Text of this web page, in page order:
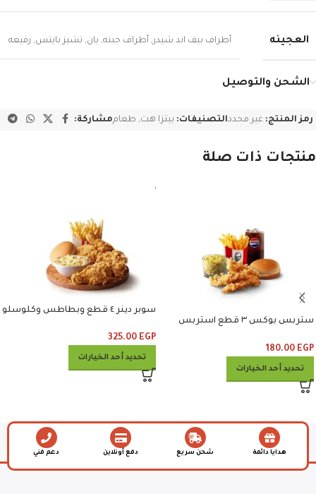
العجينه أطراف بيف اند شيدر, أطراف جبنه, بان, تشيز بايتس, رفيعه
الشحن والتوصيل
رمز المنتج:غير محددالتصنيفات: بيتزا هت, طعاممشاركة:
منتجات ذات صلة
ستربس بوكس ٣ قطع استربس
180.00 EGP
تحديد أحد الخيارات
سوبر دينر ٤ قطع وبطاطس وكلوسلو
325.00 EGP
تحديد أحد الخيارات
هدايا دائمة شحن سريع دفع أونلاين دعم فني